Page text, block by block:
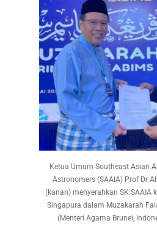
Ketua Umum Southeast Asian
Astronomers (SAAIA) Prof Dr
(kanan) menyerahkan SK SAAIA
Singapura dalam Muzakarah
(Menteri Agama Brunei,